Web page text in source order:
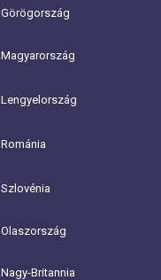
Görögország
Magyarország
Lengyelország
Románia
Szlovénia
Olaszország
Nagy-Britannia